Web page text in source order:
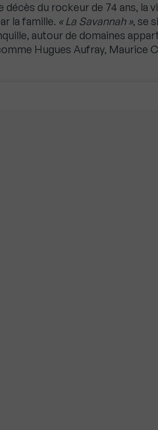
décès du rockeur de 74 ans, la
la famille. « La Savannah », se
autour de domaines
Hugues Aufray, Maurice